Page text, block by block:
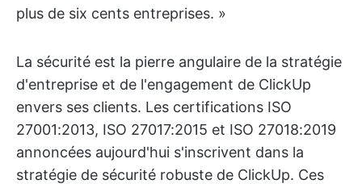
plus de six cents entreprises. »
La sécurité est la pierre angulaire de la stratégie
d'entreprise et de l'engagement de ClickUp
envers ses clients. Les certifications ISO
27001:2013, ISO 27017:2015 et ISO 27018:2019
annoncées aujourd'hui s'inscrivent dans la
stratégie de sécurité robuste de ClickUp. Ces